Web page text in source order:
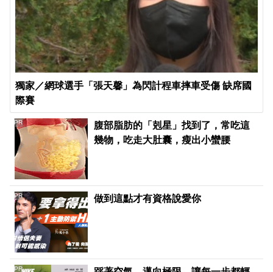
獨家／網球選手「張天馨」為閃計程車摔車受傷 缺席國
際賽
腹部脂肪的「剋星」找到了，常吃這
幾物，吃走大肚囊，瘦出小蠻腰
PR
做到這點才有資格說愛你
PR
PR